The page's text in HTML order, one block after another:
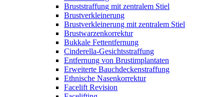
Bruststraffung mit zentralem Stiel
Brustverkleinerung
Brustverkleinerung mit zentralem Stiel
Brustwarzenkorrektur
Bukkale Fettentfernung
Cinderella-Gesichtsstraffung
Entfernung von Brustimplantaten
Erweiterte Bauchdeckenstraffung
Ethnische Nasenkorrektur
Facelift Revision